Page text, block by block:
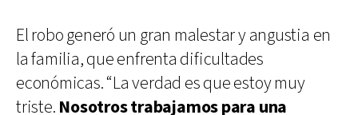
El robo generó un gran malestar y angustia en
la familia, que enfrenta dificultades
económicas. “La verdad es que estoy muy
triste. Nosotros trabajamos para una